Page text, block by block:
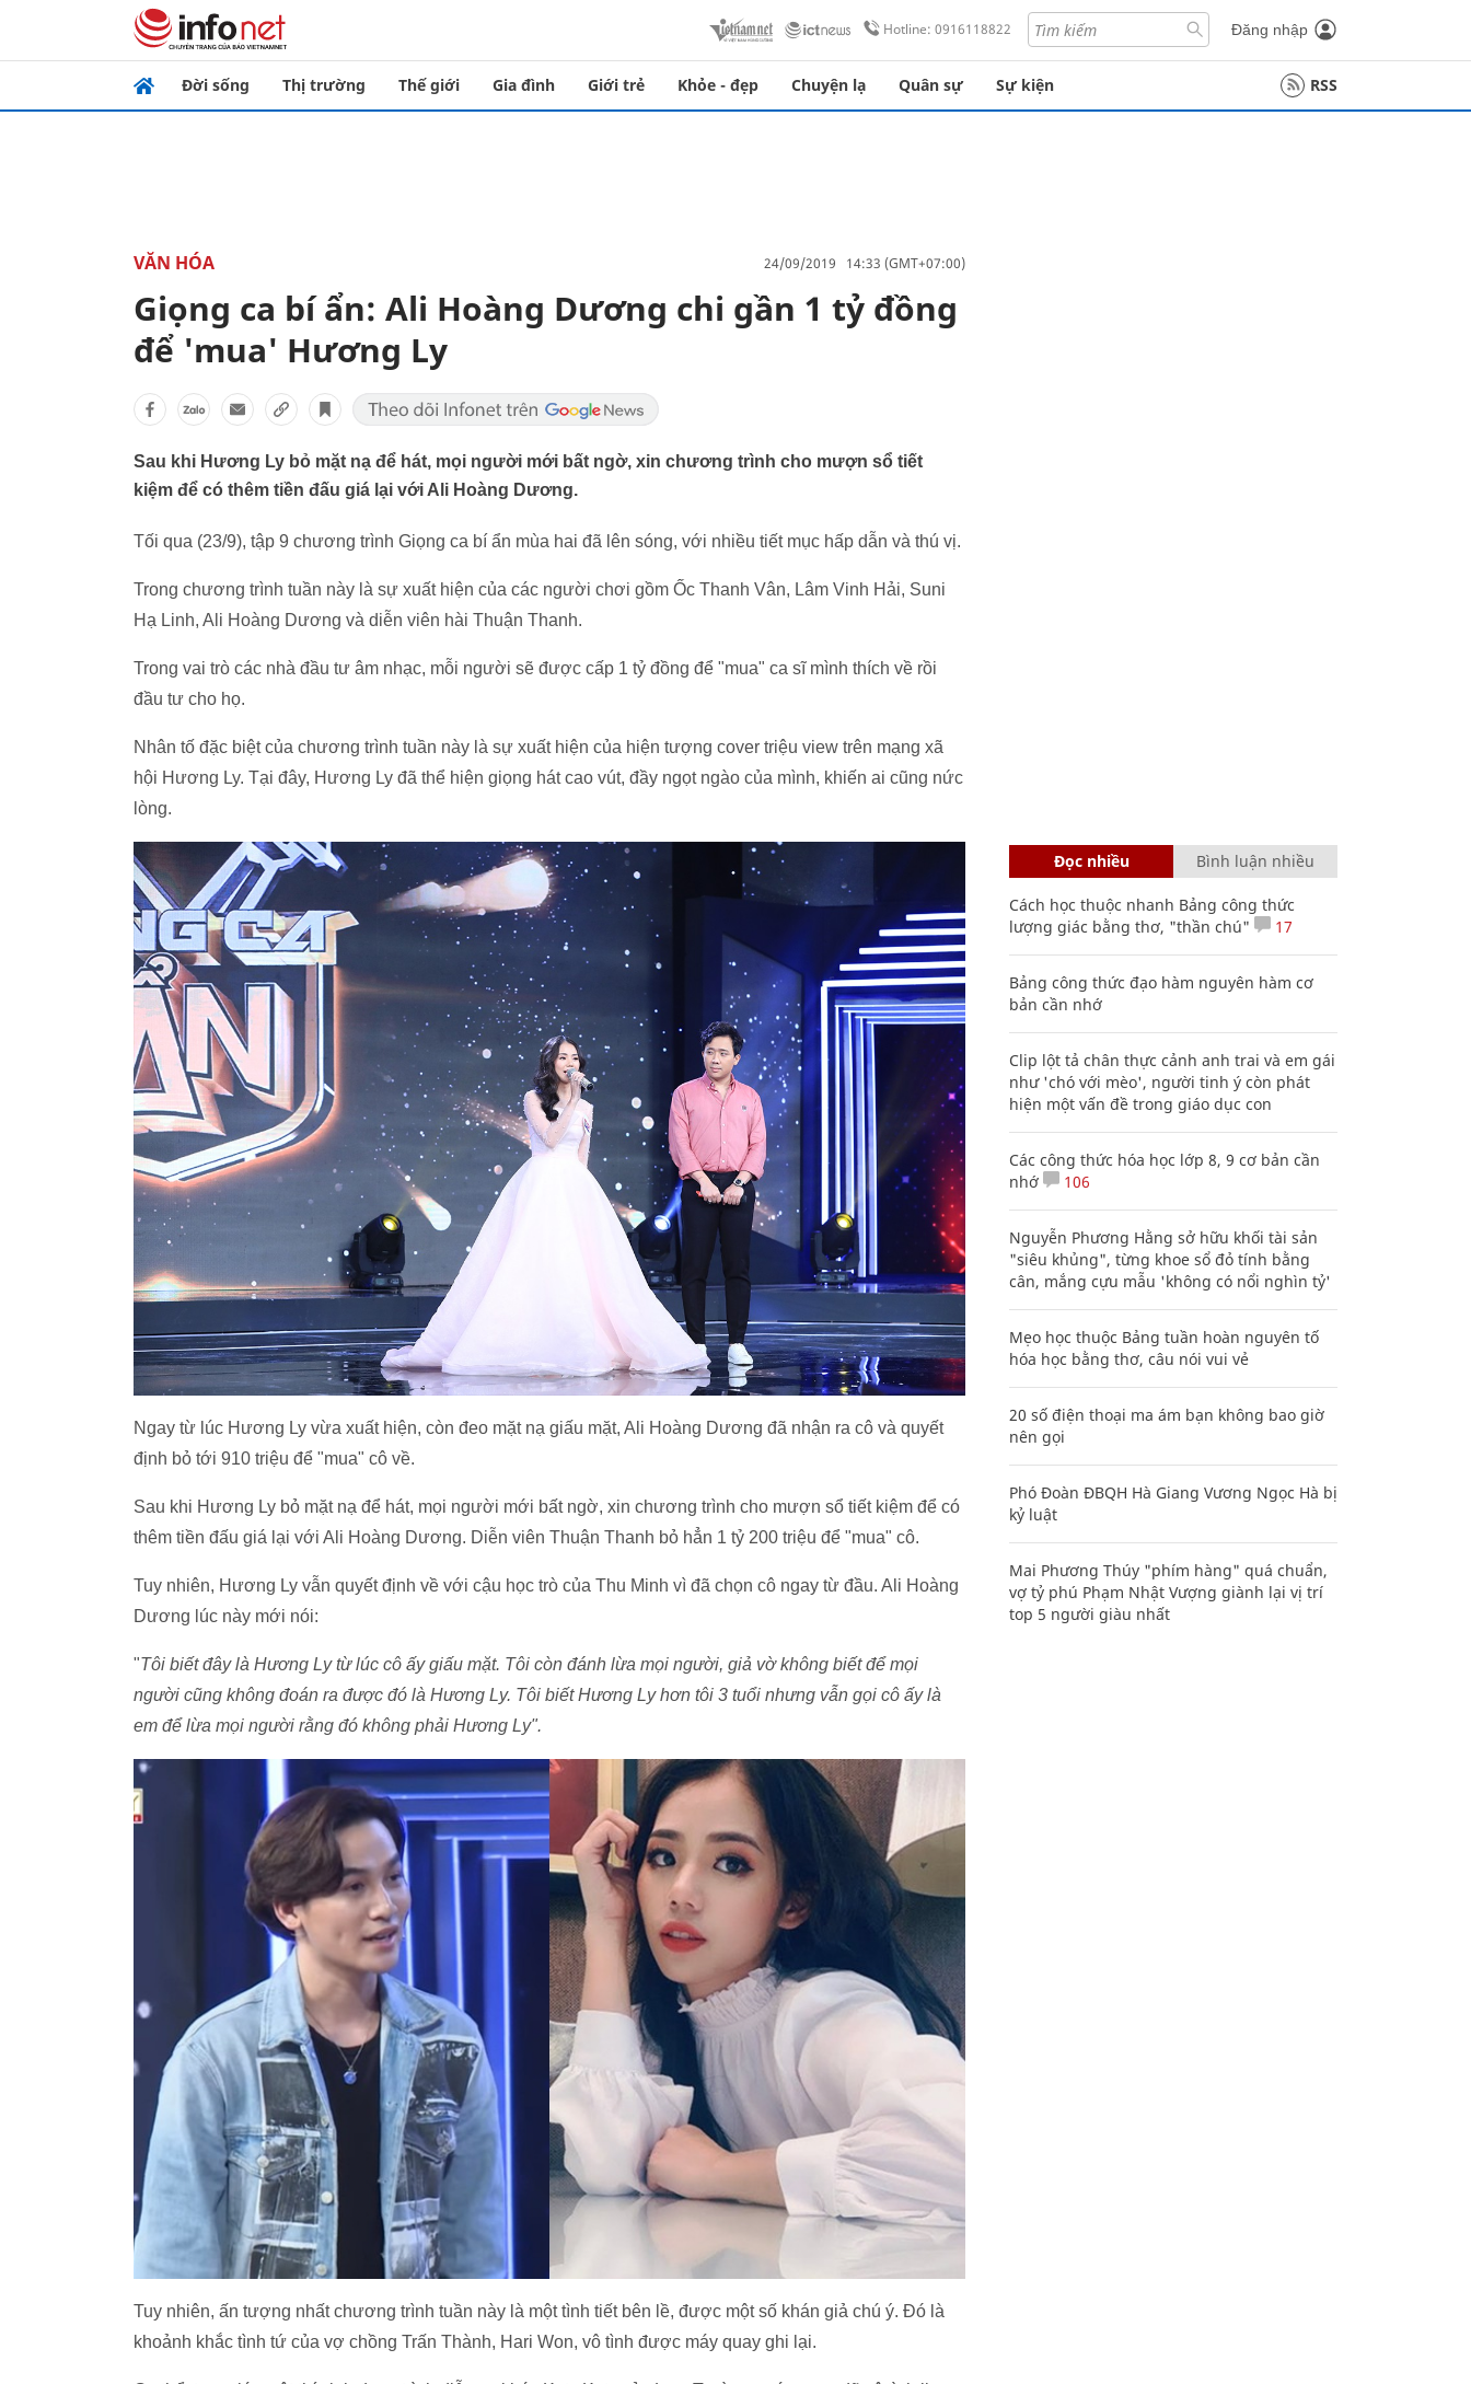
Hotline: 0916118822 Đăng nhập
Đời sống Thị trường Thế giới Gia đình Giới trẻ Khỏe - đẹp Chuyện lạ Quân sự Sự kiện RSS
VĂN HÓA 24/09/2019 14:33 (GMT+07:00)
Giọng ca bí ẩn: Ali Hoàng Dương chi gần 1 tỷ đồng
để 'mua' Hương Ly
Sau khi Hương Ly bỏ mặt nạ để hát, mọi người mới bất ngờ, xin chương trình cho mượn sổ tiết
kiệm để có thêm tiền đấu giá lại với Ali Hoàng Dương.
Tối qua (23/9), tập 9 chương trình Giọng ca bí ẩn mùa hai đã lên sóng, với nhiều tiết mục hấp dẫn và thú vị.
Trong chương trình tuần này là sự xuất hiện của các người chơi gồm Ốc Thanh Vân, Lâm Vinh Hải, Suni
Hạ Linh, Ali Hoàng Dương và diễn viên hài Thuận Thanh.
Trong vai trò các nhà đầu tư âm nhạc, mỗi người sẽ được cấp 1 tỷ đồng để "mua" ca sĩ mình thích về rồi
đầu tư cho họ.
Nhân tố đặc biệt của chương trình tuần này là sự xuất hiện của hiện tượng cover triệu view trên mạng xã
hội Hương Ly. Tại đây, Hương Ly đã thể hiện giọng hát cao vút, đầy ngọt ngào của mình, khiến ai cũng nức
lòng.
Ngay từ lúc Hương Ly vừa xuất hiện, còn đeo mặt nạ giấu mặt, Ali Hoàng Dương đã nhận ra cô và quyết
định bỏ tới 910 triệu để "mua" cô về.
Sau khi Hương Ly bỏ mặt nạ để hát, mọi người mới bất ngờ, xin chương trình cho mượn sổ tiết kiệm để có
thêm tiền đấu giá lại với Ali Hoàng Dương. Diễn viên Thuận Thanh bỏ hẳn 1 tỷ 200 triệu để "mua" cô.
Tuy nhiên, Hương Ly vẫn quyết định về với cậu học trò của Thu Minh vì đã chọn cô ngay từ đầu. Ali Hoàng
Dương lúc này mới nói:
"Tôi biết đây là Hương Ly từ lúc cô ấy giấu mặt. Tôi còn đánh lừa mọi người, giả vờ không biết để mọi
người cũng không đoán ra được đó là Hương Ly. Tôi biết Hương Ly hơn tôi 3 tuổi nhưng vẫn gọi cô ấy là
em để lừa mọi người rằng đó không phải Hương Ly".
Tuy nhiên, ấn tượng nhất chương trình tuần này là một tình tiết bên lề, được một số khán giả chú ý. Đó là
khoảnh khắc tình tứ của vợ chồng Trấn Thành, Hari Won, vô tình được máy quay ghi lại.
Đọc nhiều Bình luận nhiều
Cách học thuộc nhanh Bảng công thức
lượng giác bằng thơ, "thần chú"
17
Bảng công thức đạo hàm nguyên hàm cơ
bản cần nhớ
Clip lột tả chân thực cảnh anh trai và em gái
như 'chó với mèo', người tinh ý còn phát
hiện một vấn đề trong giáo dục con
Các công thức hóa học lớp 8, 9 cơ bản cần
nhớ
106
Nguyễn Phương Hằng sở hữu khối tài sản
"siêu khủng", từng khoe sổ đỏ tính bằng
cân, mắng cựu mẫu 'không có nổi nghìn tỷ'
Mẹo học thuộc Bảng tuần hoàn nguyên tố
hóa học bằng thơ, câu nói vui vẻ
20 số điện thoại ma ám bạn không bao giờ
nên gọi
Phó Đoàn ĐBQH Hà Giang Vương Ngọc Hà bị
kỷ luật
Mai Phương Thúy "phím hàng" quá chuẩn,
vợ tỷ phú Phạm Nhật Vượng giành lại vị trí
top 5 người giàu nhất